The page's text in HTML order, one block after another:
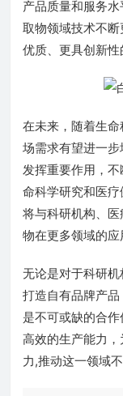
产品质量和服务
取物领域技术不
优质、更具创新性
在未来，随着生
场需求有望进一
发挥重要作用，
命科学研究和医
将与科研机构、
物在更多领域的应
无论是对于科研
打造自有品牌产
是不可或缺的合
高效的生产能力
力,推动这一领域不